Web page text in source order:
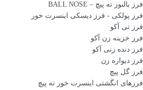
فرز بالنوز ته پیچ – BALL NOSE
فرز پولکی - فرز دیسکی اینسرت خور
فرز تی آکو
فرز خزینه زن آکو
فرز دنده زنی آکو
فرز دیواره زن
فرز گل پیچ
فرزهای انگشتی اینسرت خور ته پیچ